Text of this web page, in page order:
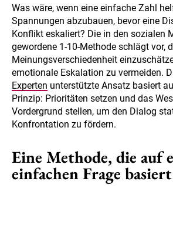
Was wäre, wenn eine einfache Zahl
Spannungen abzubauen, bevor eine
Konflikt eskaliert? Die in den sozialen
gewordene 1-10-Methode schlägt vor,
Meinungsverschiedenheit
emotionale Eskalation zu vermeiden.
Experten unterstützte Ansatz basiert
Prinzip: Prioritäten setzen und das
Vordergrund stellen, um den Dialog
Konfrontation zu fördern.
Eine Methode, die auf
einfachen Frage basiert